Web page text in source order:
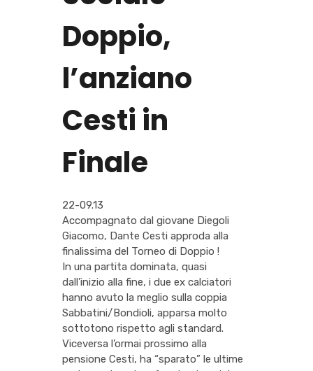
Doppio,
l’anziano
Cesti in
Finale
22-09.13
Accompagnato dal giovane Diegoli
Giacomo, Dante Cesti approda alla
finalissima del Torneo di Doppio !
In una partita dominata, quasi
dall’inizio alla fine, i due ex calciatori
hanno avuto la meglio sulla coppia
Sabbatini/Bondioli, apparsa molto
sottotono rispetto agli standard.
Viceversa l’ormai prossimo alla
pensione Cesti, ha “sparato” le ultime